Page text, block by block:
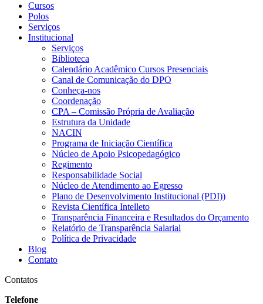
Cursos
Polos
Serviços
Institucional
Serviços
Biblioteca
Calendário Acadêmico Cursos Presenciais
Canal de Comunicação do DPO
Conheça-nos
Coordenação
CPA – Comissão Própria de Avaliação
Estrutura da Unidade
NACIN
Programa de Iniciação Científica
Núcleo de Apoio Psicopedagógico
Regimento
Responsabilidade Social
Núcleo de Atendimento ao Egresso
Plano de Desenvolvimento Institucional (PDI))
Revista Científica Intelleto
Transparência Financeira e Resultados do Orçamento
Relatório de Transparência Salarial
Política de Privacidade
Blog
Contato
Contatos
Telefone